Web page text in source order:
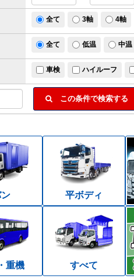
この条件で検索する
全て 3軸 4軸
全て 低温 中温
車検 ハイルーフ
平ボディ
重機
すべて